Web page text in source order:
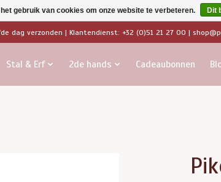
dag verzonden | Klantendienst: +32 (0)51 21 27 00 |
Stal & Erf 2de hands Cadeaubonnen
gebruik van cookies om onze website te verbeteren. Dit